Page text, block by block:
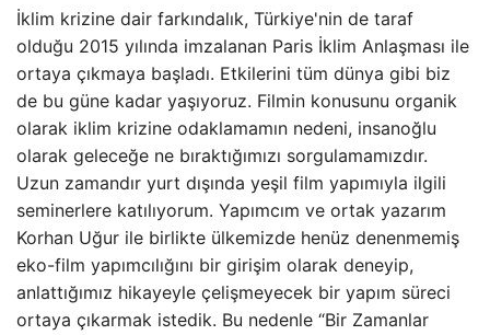
İklim krizine dair farkındalık, Türkiye'nin de taraf
olduğu 2015 yılında imzalanan Paris İklim Anlaşması ile
ortaya çıkmaya başladı. Etkilerini tüm dünya gibi biz
de bu güne kadar yaşıyoruz. Filmin konusunu organik
olarak iklim krizine odaklamamın nedeni, insanoğlu
olarak geleceğe ne bıraktığımızı sorgulamamızdır.
Uzun zamandır yurt dışında yeşil film yapımıyla ilgili
seminerlere katılıyorum. Yapımcım ve ortak yazarım
Korhan Uğur ile birlikte ülkemizde henüz denenmemiş
eko-film yapımcılığını bir girişim olarak deneyip,
anlattığımız hikayeyle çelişmeyecek bir yapım süreci
ortaya çıkarmak istedik. Bu nedenle “Bir Zamanlar